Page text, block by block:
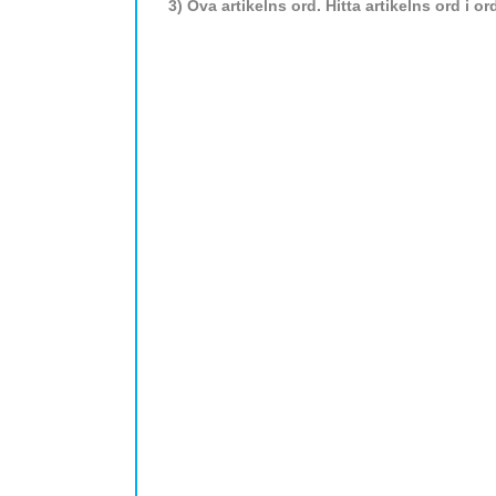
3) Öva artikelns ord. Hitta artikelns ord i